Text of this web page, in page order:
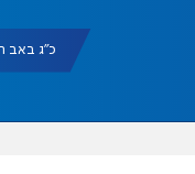
כ"ג באב תשפ"ו